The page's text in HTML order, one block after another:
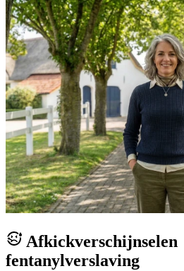
Afkickverschijnselen
fentanylverslaving